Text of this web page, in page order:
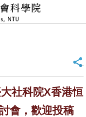
_
社科院X香港恒
會，歡迎投稿